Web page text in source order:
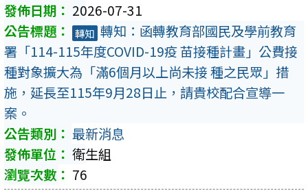
2026-07-31
轉知 轉知：函轉教育部國民及學前教育
署「114-115年度COVID-19疫 苗接種計畫」公費接
種對象擴大為「滿6個月以上尚未接 種之民眾」措
施，延長至115年9月28日止，請貴校配合宣導一
案。
最新消息
衛生組
76